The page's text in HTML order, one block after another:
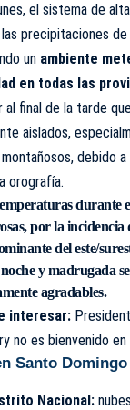
el sistema de
las precipitaciones
un ambiente
en todas las
al final de la tarde
aislados,
debido
orografía.
durante
por la incidencia
del este/
y madrugada
agradables.
interesar:
no es bienvenido en
Santo Domingo
Nacional: